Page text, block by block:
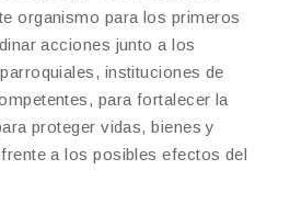
organismo para los primeros
acciones junto a los
instituciones de
para fortalecer la
proteger vidas, bienes y
a los posibles efectos del